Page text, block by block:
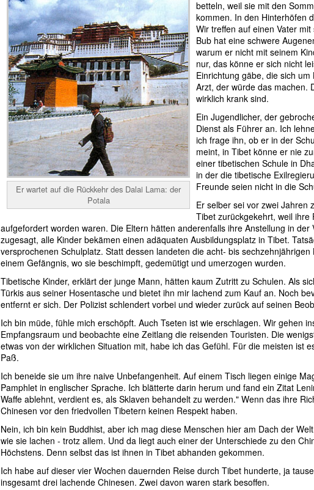
Er wartet auf die Rückkehr des Dalai Lama: der
Potala
betteln, weil sie mit den
kommen. In den Hinterhöfen
Wir treffen auf einen Vater
Bub hat eine schwere
warum er nicht mit seinem
nur, das könne er sich nicht
Einrichtung gäbe, die sich
Arzt, der würde das machen.
wirklich krank sind.
Ein Jugendlicher, der
Dienst als Führer an. Ich
ich frage ihn, ob er in der
meint, in Tibet könne er nie
einer tibetischen Schule in
in der die tibetische
Freunde seien nicht in die
Er selber sei vor zwei Jahren
Tibet zurückgekehrt, weil
aufgefordert worden waren. Die Eltern hätten anderenfalls ihre Anstellung in der
zugesagt, alle Kinder bekämen einen adäquaten Ausbildungsplatz in Tibet.
versprochenen Schulplatz. Statt dessen landeten die acht- bis
einem Gefängnis, wo sie beschimpft, gedemütigt und umerzogen wurden.
Tibetische Kinder, erklärt der junge Mann, hätten kaum Zutritt zu Schulen. Als
Türkis aus seiner Hosentasche und bietet ihn mir lachend zum Kauf an. Noch
entfernt er sich. Der Polizist schlendert vorbei und wieder zurück auf seinen
Ich bin müde, fühle mich erschöpft. Auch Tseten ist wie erschlagen. Wir gehen
Empfangsraum und beobachte eine Zeitlang die reisenden Touristen. Die
etwas von der wirklichen Situation mit, habe ich das Gefühl. Für die meisten ist
Paß.
Ich beneide sie um ihre naive Unbefangenheit. Auf einem Tisch liegen einige
Pamphlet in englischer Sprache. Ich blätterte darin herum und fand ein Zitat
Waffe ablehnt, verdient es, als Sklaven behandelt zu werden." Wenn das ihre
Chinesen vor den friedvollen Tibetern keinen Respekt haben.
Nein, ich bin kein Buddhist, aber ich mag diese Menschen hier am Dach der
wie sie lachen - trotz allem. Und da liegt auch einer der Unterschiede zu den
Höchstens. Denn selbst das ist ihnen in Tibet abhanden gekommen.
Ich habe auf dieser vier Wochen dauernden Reise durch Tibet hunderte, ja
insgesamt drei lachende Chinesen. Zwei davon waren stark besoffen.